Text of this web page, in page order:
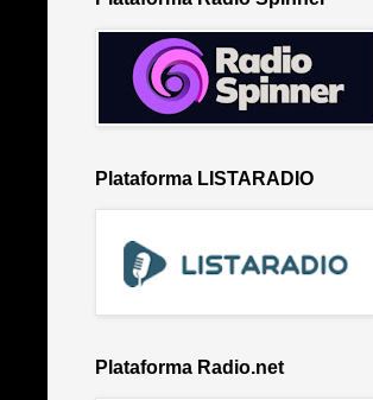
Plataforma LISTARADIO
Plataforma Radio.net